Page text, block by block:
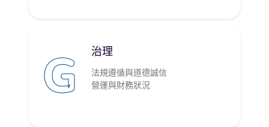
G 治理
法規遵循與道德誠信
營運與財務狀況